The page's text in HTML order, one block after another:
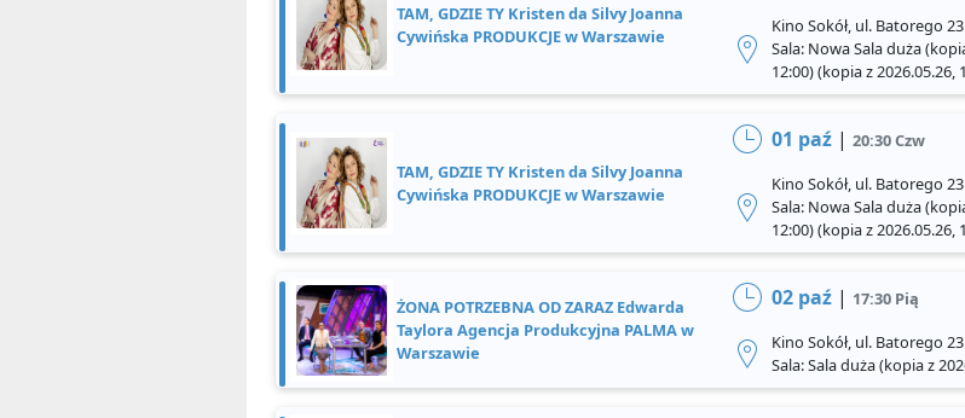
TAM, GDZIE TY Kristen da Silvy Joanna
Cywińska PRODUKCJE w Warszawie
Kino Sokół, ul. Batorego
Sala: Nowa Sala duża
12:00) (kopia z 2026.05.26,
TAM, GDZIE TY Kristen da Silvy Joanna
Cywińska PRODUKCJE w Warszawie
01 paź |20:30 Czw
Kino Sokół, ul. Batorego
Sala: Nowa Sala duża
12:00) (kopia z 2026.05.26,
ŻONA POTRZEBNA OD ZARAZ Edwarda
Taylora Agencja Produkcyjna PALMA w
Warszawie
02 paź | 17:30 Pią
Kino Sokół, ul. Batorego
Sala: Sala duża (kopia z